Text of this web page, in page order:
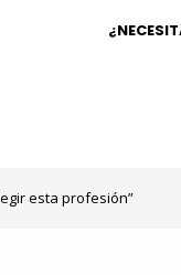
esta profesión”